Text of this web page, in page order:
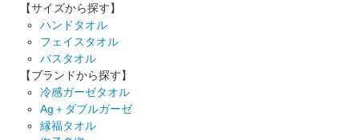
【サイズから探す】
ハンドタオル
フェイスタオル
バスタオル
【ブランドから探す】
冷感ガーゼタオル
Ag＋ダブルガーゼ
縁福タオル